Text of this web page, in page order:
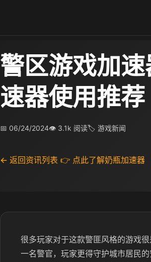
警区游戏加
速器使用推荐
📅 06/24/2024👁 3.1k 阅读🏷 游戏新闻
← 返回资讯列表 👉 点此了解奶瓶加速器
很多玩家对于这款警匪风格的游戏
一名警官，玩家更得守护城市居民